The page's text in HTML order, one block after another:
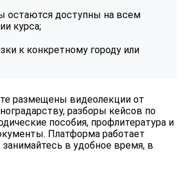
остаются доступны на всем
курса;
к конкретному городу или
размещены видеолекции от
разборы кейсов по
пособия, профлитература и
Платформа работает
занимайтесь в удобное время, в